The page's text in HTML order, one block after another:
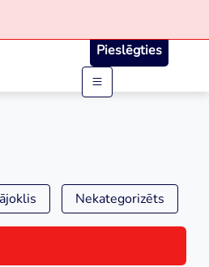
Pieslēgties
Nekategorizēts